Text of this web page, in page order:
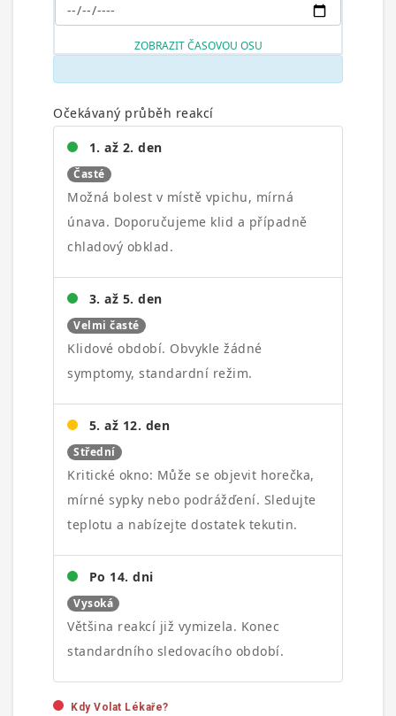
ZOBRAZIT ČASOVOU OSU
Očekávaný průběh reakcí
1. až 2. den
Časté
Možná bolest v místě vpichu, mírná
únava. Doporučujeme klid a případně
chladový obklad.
3. až 5. den
Velmi časté
Klidové období. Obvykle žádné
symptomy, standardní režim.
5. až 12. den
Střední
Kritické okno: Může se objevit horečka,
mírné sypky nebo podrážďení. Sledujte
teplotu a nabízejte dostatek tekutin.
Po 14. dni
Vysoká
Většina reakcí již vymizela. Konec
standardního sledovacího období.
Kdy Volat Lékaře?